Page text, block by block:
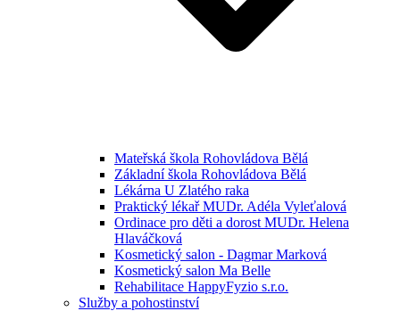
Mateřská škola Rohovládova Bělá
Základní škola Rohovládova Bělá
Lékárna U Zlatého raka
Praktický lékař MUDr. Adéla Vyleťalová
Ordinace pro děti a dorost MUDr. Helena
Hlaváčková
Kosmetický salon - Dagmar Marková
Kosmetický salon Ma Belle
Rehabilitace HappyFyzio s.r.o.
Služby a pohostinství